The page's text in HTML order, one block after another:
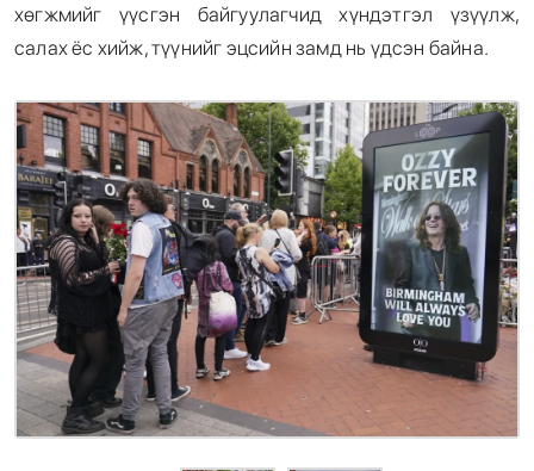
хөгжмийг үүсгэн байгуулагчид хүндэтгэл үзүүлж,
салах ёс хийж, түүнийг эцсийн замд нь үдсэн байна.